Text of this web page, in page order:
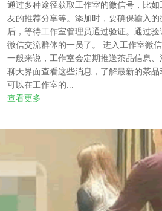
通过多种途径获取工作室的微信号，比
友的推荐分享等。添加时，要确保输入
后，等待工作室管理员通过验证。通过
微信交流群体的一员了。 进入工作室微
一般来说，工作室会定期推送茶品信息
聊天界面查看这些消息，了解最新的茶
可以在工作室的...
查看更多